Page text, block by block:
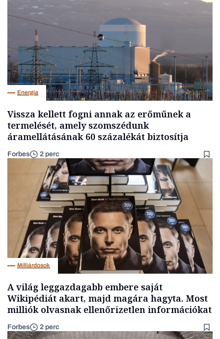
Energia
Vissza kellett fogni annak az erőműnek a
termelését, amely szomszédunk
áramellátásának 60 százalékát biztosítja
Forbes 2 perc
Milliárdosok
A világ leggazdagabb embere saját
Wikipédiát akart, majd magára hagyta. Most
milliók olvasnak ellenőrizetlen információkat
Forbes 2 perc